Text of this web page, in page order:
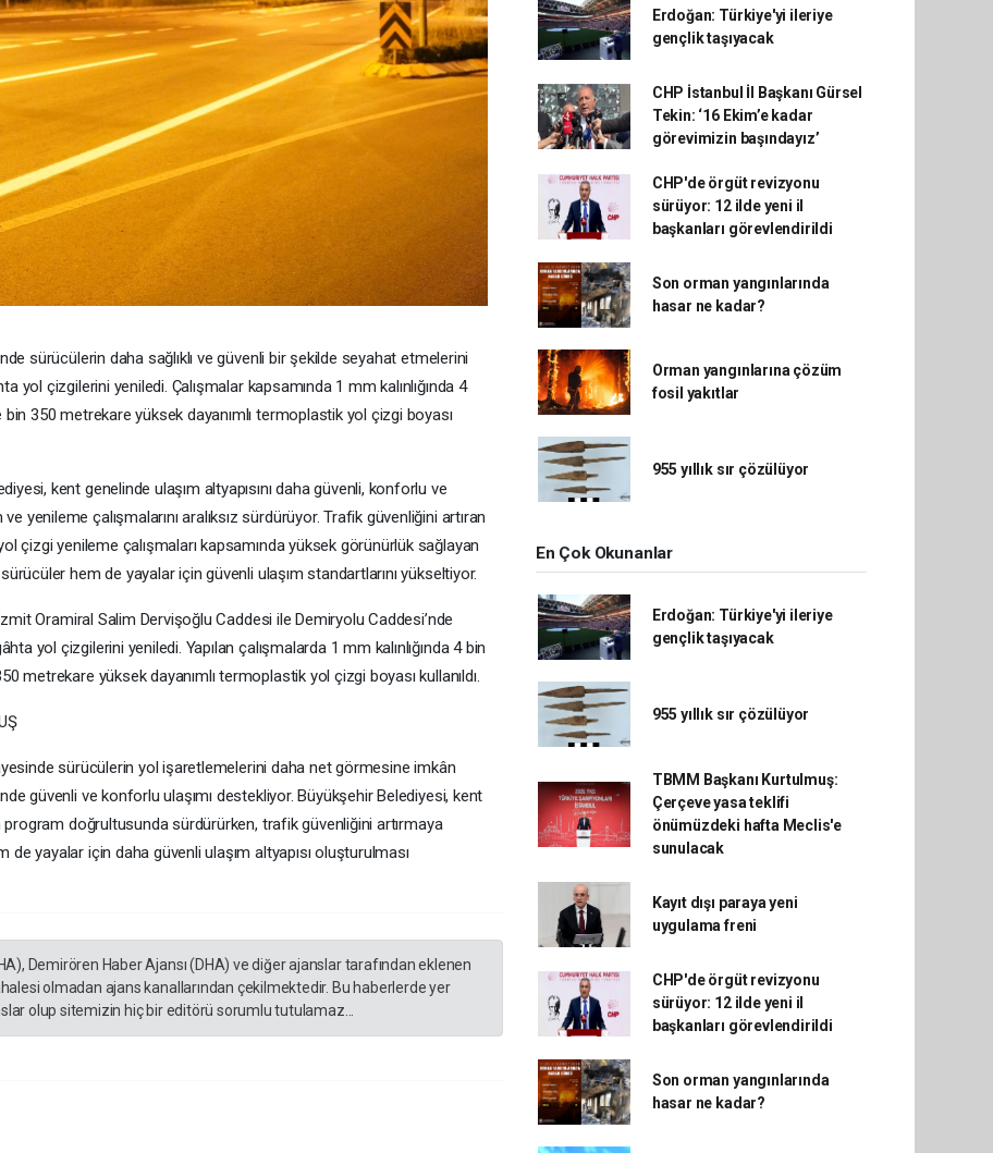
sürücülerin daha sağlıklı ve güvenli bir şekilde seyahat etmelerini
çizgilerini yeniledi. Çalışmalar kapsamında 1 mm kalınlığında 4
bin 350 metrekare yüksek dayanımlı termoplastik yol çizgi boyası
kent genelinde ulaşım altyapısını daha güvenli, konforlu ve
yenileme çalışmalarını aralıksız sürdürüyor. Trafik güvenliğini artıran
çizgi yenileme çalışmaları kapsamında yüksek görünürlük sağlayan
hem de yayalar için güvenli ulaşım standartlarını yükseltiyor.
İzmit Oramiral Salim Dervişoğlu Caddesi ile Demiryolu Caddesi’nde
yol çizgilerini yeniledi. Yapılan çalışmalarda 1 mm kalınlığında 4 bin
metrekare yüksek dayanımlı termoplastik yol çizgi boyası kullanıldı.
sürücülerin yol işaretlemelerini daha net görmesine imkân
güvenli ve konforlu ulaşımı destekliyor. Büyükşehir Belediyesi, kent
program doğrultusunda sürdürürken, trafik güvenliğini artırmaya
yayalar için daha güvenli ulaşım altyapısı oluşturulması
Demirören Haber Ajansı (DHA) ve diğer ajanslar tarafından eklenen
olmadan ajans kanallarından çekilmektedir. Bu haberlerde yer
olup sitemizin hiç bir editörü sorumlu tutulamaz...
Erdoğan: Türkiye'yi ileriye
gençlik taşıyacak
CHP İstanbul İl Başkanı Gürsel
Tekin: ‘16 Ekim’e kadar
görevimizin başındayız’
CHP'de örgüt revizyonu
sürüyor: 12 ilde yeni il
başkanları görevlendirildi
Son orman yangınlarında
hasar ne kadar?
Orman yangınlarına çözüm
fosil yakıtlar
955 yıllık sır çözülüyor
En Çok Okunanlar
Erdoğan: Türkiye'yi ileriye
gençlik taşıyacak
955 yıllık sır çözülüyor
TBMM Başkanı Kurtulmuş:
Çerçeve yasa teklifi
önümüzdeki hafta Meclis'e
sunulacak
Kayıt dışı paraya yeni
uygulama freni
CHP'de örgüt revizyonu
sürüyor: 12 ilde yeni il
başkanları görevlendirildi
Son orman yangınlarında
hasar ne kadar?